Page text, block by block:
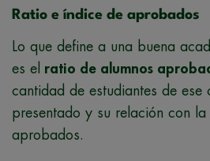
Ratio e índice de aprobados
Lo que define a una buena
es el ratio de alumnos
cantidad de estudiantes de ese
presentado y su relación con
aprobados.